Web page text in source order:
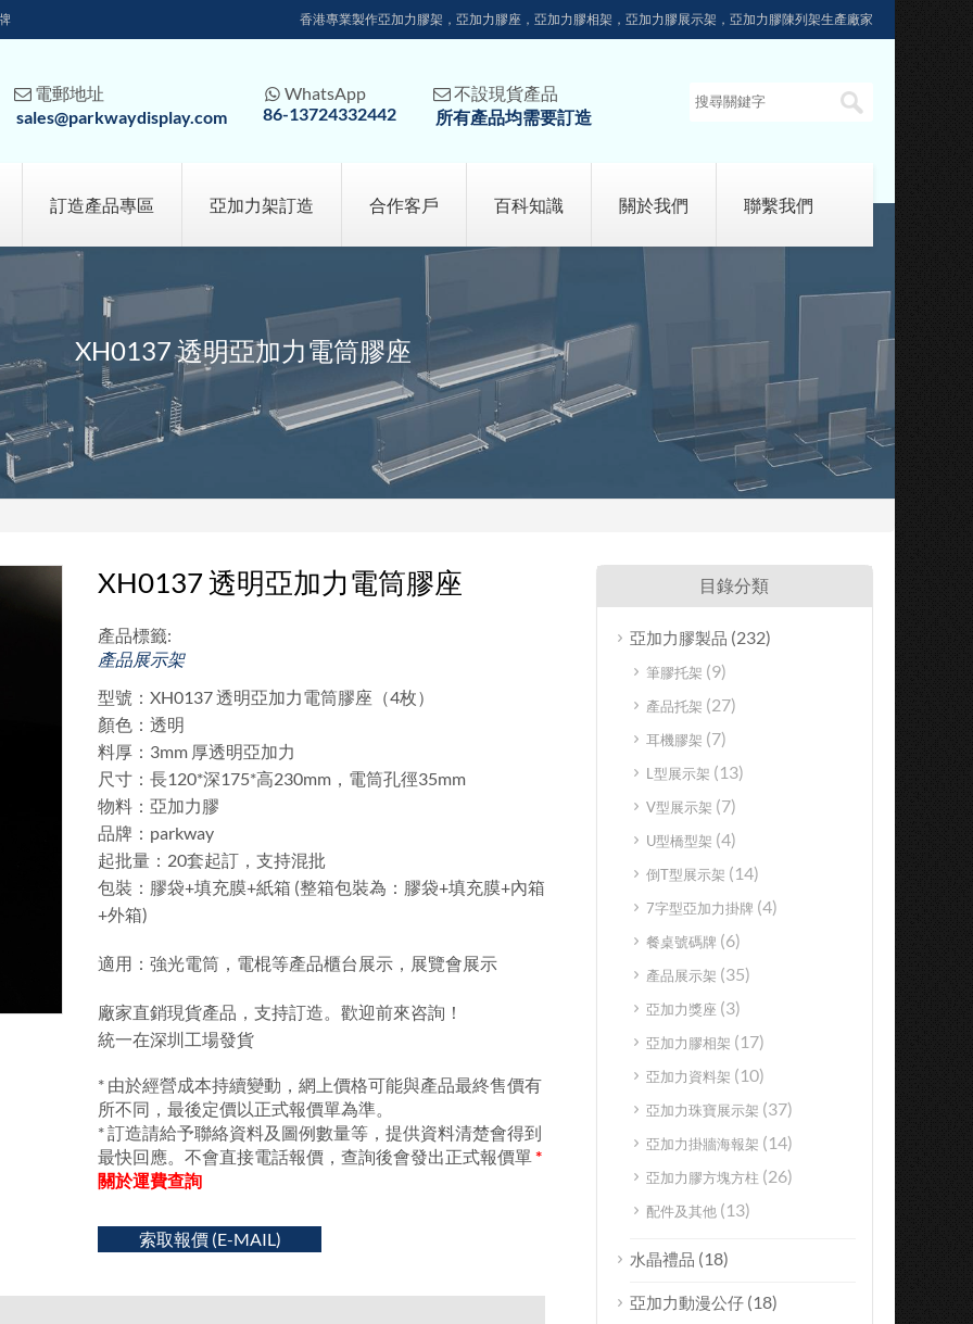
香港專業製作亞加力膠架，亞加力膠座，亞加力膠相架，亞加力膠展示架，亞加力膠陳列架生產廠家
 電郵地址
sales@parkwaydisplay.com
 WhatsApp
86-13724332442
 不設現貨產品
所有產品均需要訂造
訂造產品專區 亞加力架訂造 合作客戶 百科知識 關於我們 聯繫我們
XH0137 透明亞加力電筒膠座
XH0137 透明亞加力電筒膠座
產品標籤:
產品展示架
型號：XH0137 透明亞加力電筒膠座（4枚）
顏色：透明
料厚：3mm 厚透明亞加力
尺寸：長120*深175*高230mm，電筒孔徑35mm
物料：亞加力膠
品牌：parkway
起批量：20套起訂，支持混批
包裝：膠袋+填充膜+紙箱 (整箱包裝為：膠袋+填充膜+內箱
+外箱)
適用：強光電筒，電棍等產品櫃台展示，展覽會展示
廠家直銷現貨產品，支持訂造。歡迎前來咨詢！
統一在深圳工場發貨
* 由於經營成本持續變動，網上價格可能與產品最終售價有
所不同，最後定價以正式報價單為準。
* 訂造請給予聯絡資料及圖例數量等，提供資料清楚會得到
最快回應。不會直接電話報價，查詢後會發出正式報價單*
關於運費查詢
索取報價 (E-MAIL)
目錄分類
亞加力膠製品 (232)
筆膠托架 (9)
產品托架 (27)
耳機膠架 (7)
L型展示架 (13)
V型展示架 (7)
U型橋型架 (4)
倒T型展示架 (14)
7字型亞加力掛牌 (4)
餐桌號碼牌 (6)
產品展示架 (35)
亞加力獎座 (3)
亞加力膠相架 (17)
亞加力資料架 (10)
亞加力珠寶展示架 (37)
亞加力掛牆海報架 (14)
亞加力膠方塊方柱 (26)
配件及其他(13)
水晶禮品 (18)
亞加力動漫公仔(18)